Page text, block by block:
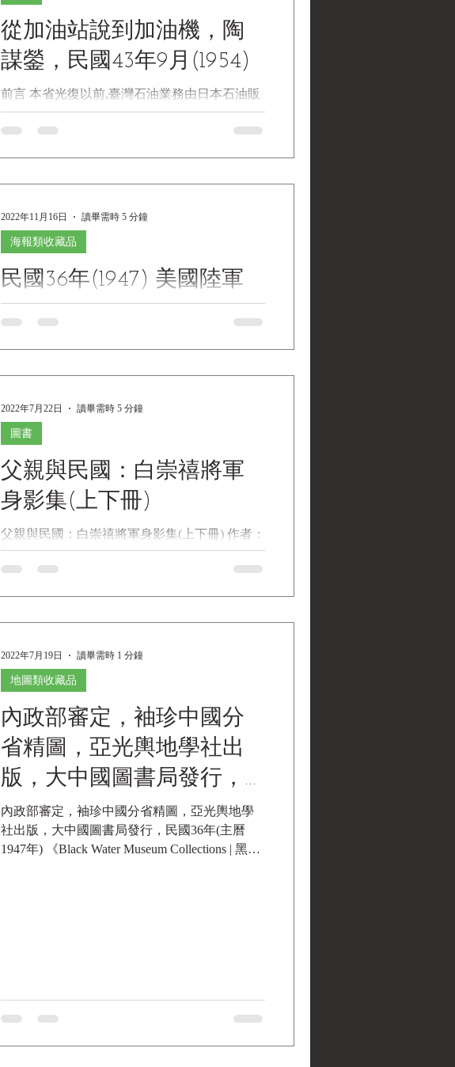
從加油站說到加油機，陶
謀鎣，民國43年9月(1954)
前言 本省光復以前,臺灣石油業務由日本石油販
賣株式會社等經辦。其時車輛較少,加油時使用
手搖加油機或用油桶傾倒,足以應付,故並無大規
二倍有餘(註：以此推估，民國36年中國石油在
民國36年(1947) 美國陸軍
《遠東(中、韓、日)歷史年
Reischauer) 編撰
1947 U.S. ARMY CHRONOLOGICAL CHART
Edwin O. Reischauer 民國36年(1947) 美國陸軍
《遠東(中、韓、日)歷史年表》賴肖爾 (Edwin
O. Reischauer) 編撰《Black Water Museum
Collections | 黑水博物館館藏》 1. 基本資料 文物
名稱：民國36年(1947) 美國陸軍《遠東(中、
韓、日)歷史年表》 英文名稱：1947 U.S.
EASTERN HISTORY Compiled by Edwin O.
Reischauer 發行日期：民國36年(1947) 文物作
Reischauer) 編撰 發行地點：美國麻薩諸塞州劍
橋 (Cambridge, Mass.) 發行單位：哈佛燕京學社
出版社
海報類收藏品
2022年11月16日 讀畢需時 5 分鐘
父親與民國：白崇禧將軍
身影集(上下冊)
父親與民國：白崇禧將軍身影集(上下冊) 作者：
白先勇 出版社：時報出版 出版日期：
2012/04/30 語言：正體中文 規格：平裝 / 656頁 /
圖書
2022年7月22日 讀畢需時 5 分鐘
內政部審定，袖珍中國分
省精圖，亞光輿地學社出
版，大中國圖書局發行，
民國36年(主曆1947年)
《Black Water Museum
內政部審定，袖珍中國分省精圖，亞光輿地學
社出版，大中國圖書局發行，民國36年(主曆
1947年) 《Black Water Museum Collections | 黑水
地圖類收藏品
2022年7月19日 讀畢需時 1 分鐘